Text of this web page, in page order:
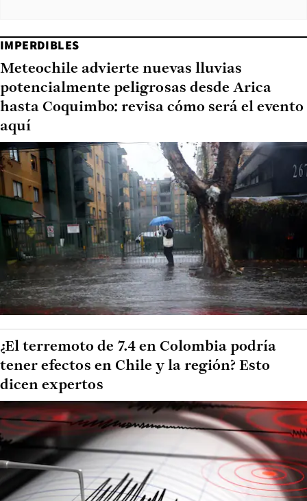
IMPERDIBLES
Meteochile advierte nuevas lluvias
potencialmente peligrosas desde Arica
hasta Coquimbo: revisa cómo será el evento
aquí
¿El terremoto de 7.4 en Colombia podría
tener efectos en Chile y la región? Esto
dicen expertos